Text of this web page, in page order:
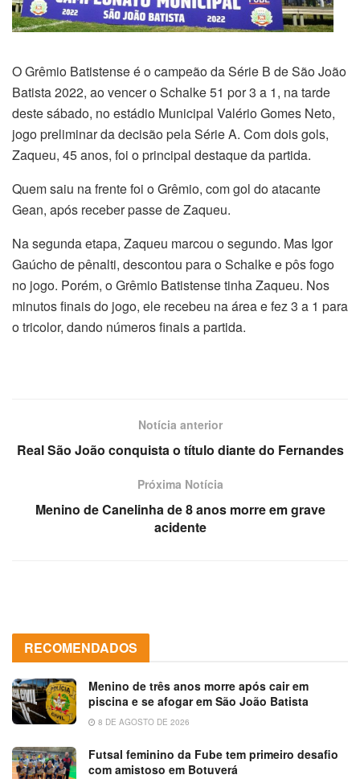
O Grêmio Batistense é o campeão da Série B de São João
Batista 2022, ao vencer o Schalke 51 por 3 a 1, na tarde
deste sábado, no estádio Municipal Valério Gomes Neto,
jogo preliminar da decisão pela Série A. Com dois gols,
Zaqueu, 45 anos, foi o principal destaque da partida.
Quem saiu na frente foi o Grêmio, com gol do atacante
Gean, após receber passe de Zaqueu.
Na segunda etapa, Zaqueu marcou o segundo. Mas Igor
Gaúcho de pênalti, descontou para o Schalke e pôs fogo
no jogo. Porém, o Grêmio Batistense tinha Zaqueu. Nos
minutos finais do jogo, ele recebeu na área e fez 3 a 1 para
o tricolor, dando números finais a partida.
Notícia anterior
Real São João conquista o título diante do Fernandes
Próxima Notícia
Menino de Canelinha de 8 anos morre em grave
acidente
RECOMENDADOS
Menino de três anos morre após cair em
piscina e se afogar em São João Batista
8 DE AGOSTO DE 2026
Futsal feminino da Fube tem primeiro desafio
com amistoso em Botuverá